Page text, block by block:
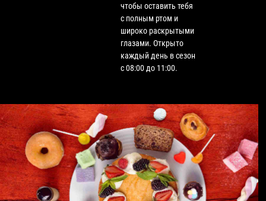
чтобы оставить тебя
с полным ртом и
широко раскрытыми
глазами. Открыто
каждый день в сезон
с 08:00 до 11:00.